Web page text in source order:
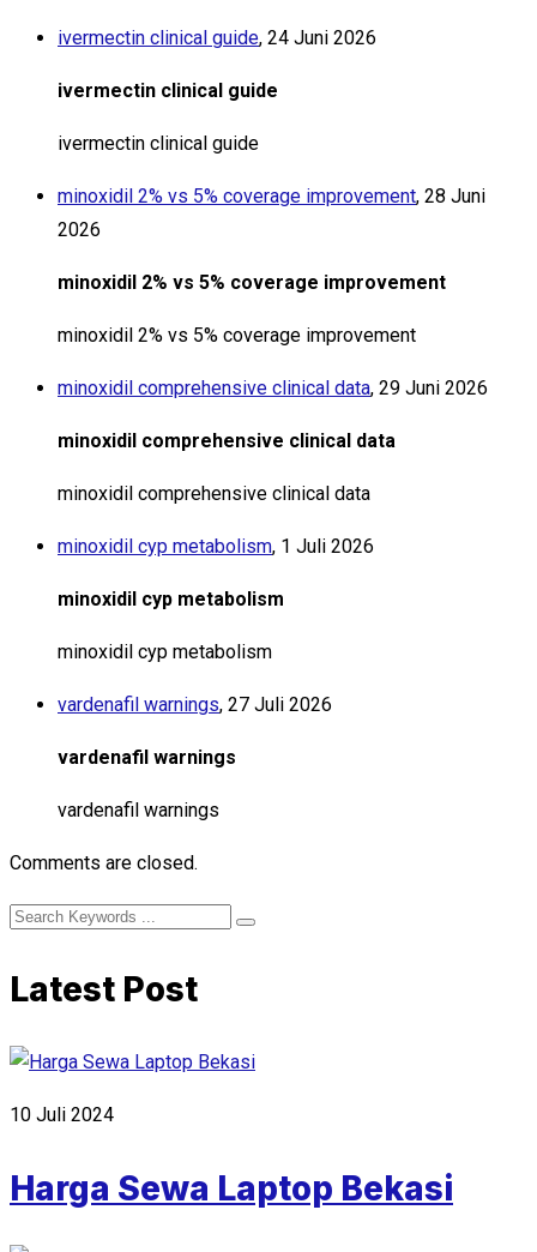
ivermectin clinical guide, 24 Juni 2026
ivermectin clinical guide
ivermectin clinical guide
minoxidil 2% vs 5% coverage improvement, 28 Juni
2026
minoxidil 2% vs 5% coverage improvement
minoxidil 2% vs 5% coverage improvement
minoxidil comprehensive clinical data, 29 Juni 2026
minoxidil comprehensive clinical data
minoxidil comprehensive clinical data
minoxidil cyp metabolism, 1 Juli 2026
minoxidil cyp metabolism
minoxidil cyp metabolism
vardenafil warnings, 27 Juli 2026
vardenafil warnings
vardenafil warnings
Comments are closed.
Latest Post
10 Juli 2024
Harga Sewa Laptop Bekasi